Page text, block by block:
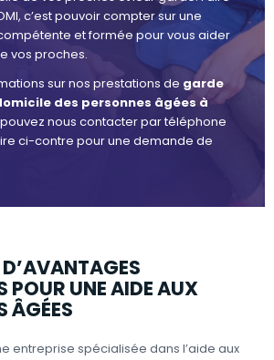
c’est pouvoir compter sur une
et formée pour vous aider
vos proches.
sur nos prestations de garde
des personnes âgées à
nous contacter par téléphone
ci-contre pour une demande de
D’AVANTAGES
POUR UNE AIDE AUX
ÂGÉES
entreprise spécialisée dans l’aide aux